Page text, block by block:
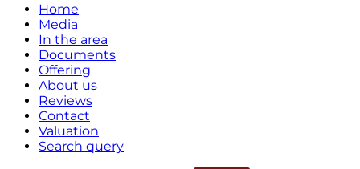
Home
Media
In the area
Documents
Offering
About us
Reviews
Contact
Valuation
Search query